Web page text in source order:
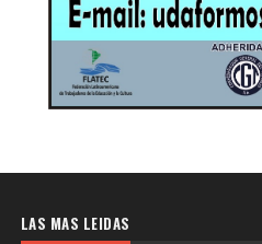
LAS MAS LEIDAS